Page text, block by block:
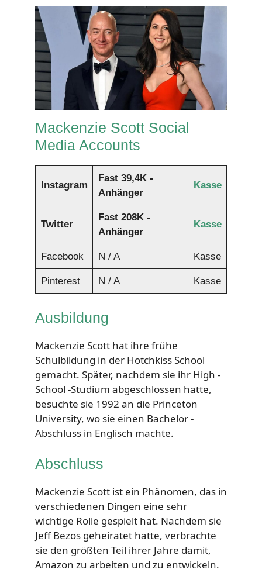
Mackenzie Scott Social
Media Accounts
Instagram
Fast 39,4K -
Anhänger
Kasse
Twitter
Fast208K -
Anhänger
Kasse
Facebook N / A Kasse
Pinterest N / A Kasse
Ausbildung
Mackenzie Scott hat ihre frühe
Schulbildung in der Hotchkiss School
gemacht. Später, nachdem sie ihr High -
School -Studium abgeschlossen hatte,
besuchte sie 1992 an die Princeton
University, wo sie einen Bachelor -
Abschluss in Englisch machte.
Abschluss
Mackenzie Scott ist ein Phänomen, das in
verschiedenen Dingen eine sehr
wichtige Rolle gespielt hat. Nachdem sie
Jeff Bezos geheiratet hatte, verbrachte
sie den größten Teil ihrer Jahre damit,
Amazon zu arbeiten und zu entwickeln.